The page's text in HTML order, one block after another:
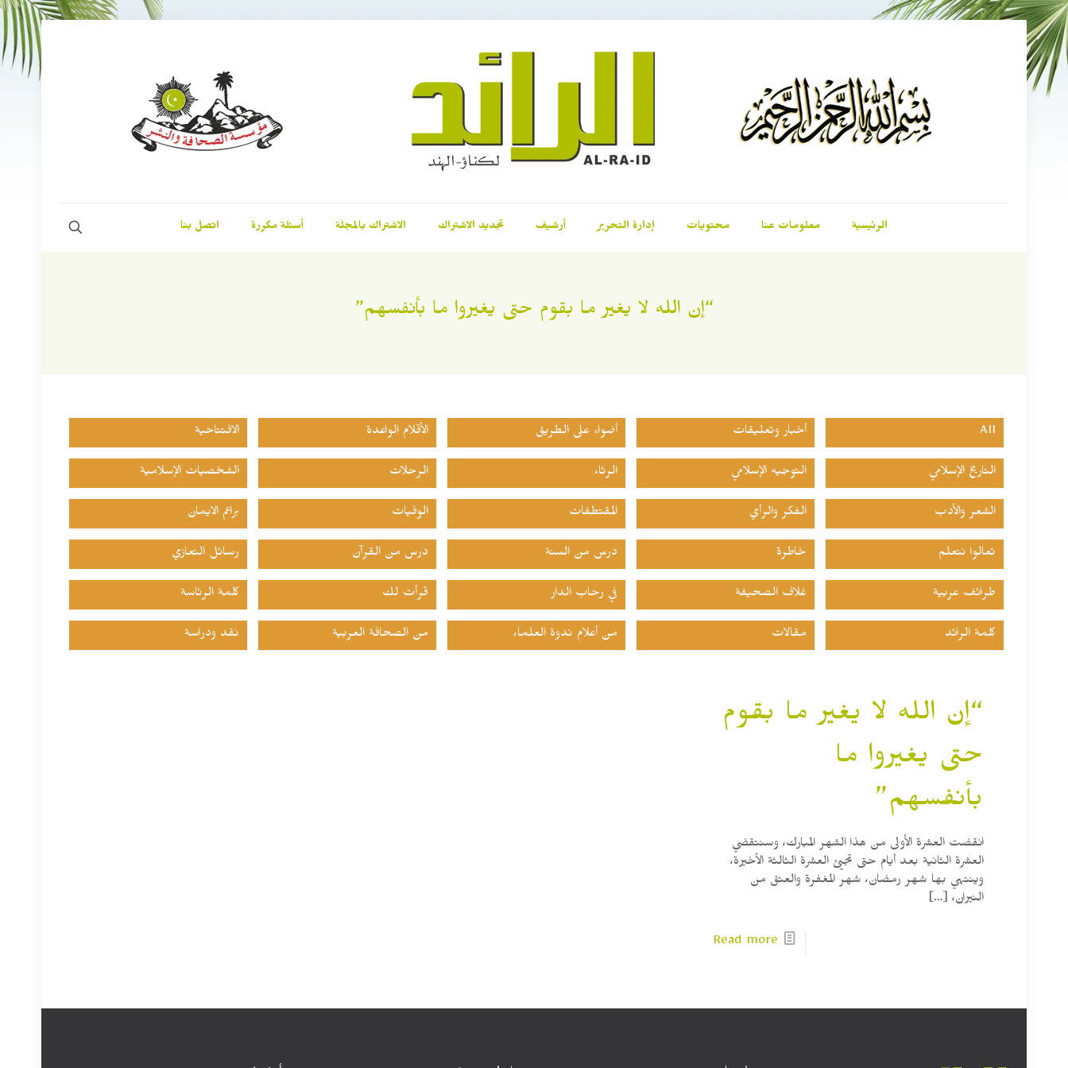
الرئيسية معلومات عنا محتويات إدارة التحرير أرشيف تجديد الاشتراك الاشتراك بالمجلة أسئلة مكررة اتصل بنا
“إن الله لا يغير ما بقوم حتى يغيروا ما بأنفسهم”
All أخبار وتعليقات أضواء على الطريق الأقلام الواعدة الافتتاحية
التاريخ الإسلامي التوجيه الإسلامي الرثاء الرحلات الشخصيات الإسلامية
الشعر والأدب الفكر والرأي المقتطفات الوفيات براعم الايمان
تعالوا نتعلم خاطرة درس من السنة درس من القرآن رسائل التعازي
طرائف عربية غلاف الصحيفة في رحاب الدار قرأت لك كلمة الرئاسة
كلمة الرائد مقالات من أعلام ندوة العلماء من الصحافة العربية نقد ودراسة
“إن الله لا يغير ما بقوم
حتى يغيروا ما
بأنفسهم”
انقضت العشرة الأولى من هذا الشهر المبارك، وسنتقضي
العشرة الثانية بعد أيام حتى تجيئ العشرة الثالثة الأخيرة،
وينتهي بها شهر رمضان، شهر المغفرة والعتق من
النيران،[…]
Read more